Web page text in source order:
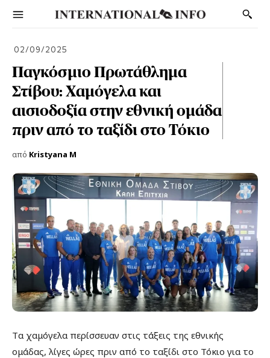
02/09/2025
Παγκόσμιο Πρωτάθλημα
Στίβου: Χαμόγελα και
αισιοδοξία στην εθνική ομάδα
πριν από το ταξίδι στο Τόκιο
από Kristyana M
Tα χαμόγελα περίσσευαν στις τάξεις της εθνικής
ομάδας, λίγες ώρες πριν από το ταξίδι στο Τόκιο για το